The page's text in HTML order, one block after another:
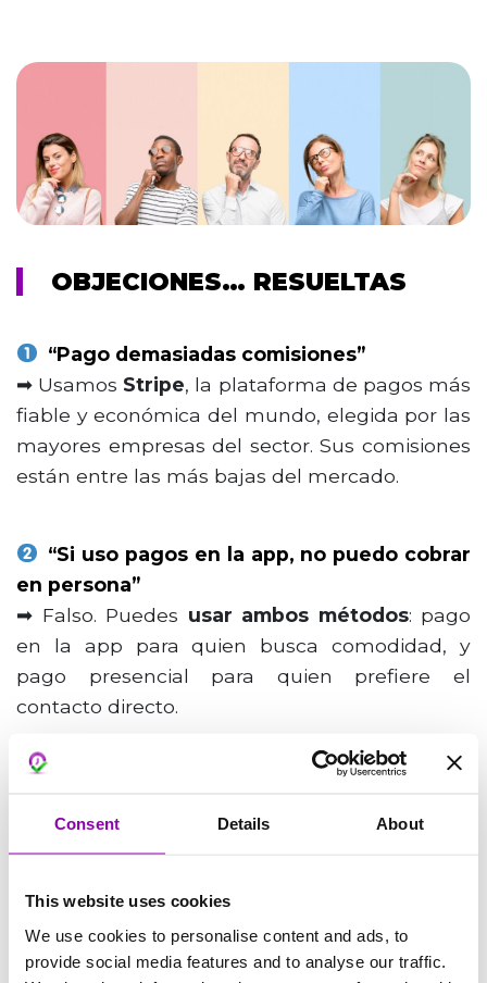
Consent Details About
This website uses cookies
We use cookies to personalise content and ads, to
provide social media features and to analyse our traffic.
OBJECIONES… RESUELTAS
“Pago demasiadas comisiones”
➡ Usamos Stripe, la plataforma de pagos más
fiable y económica del mundo, elegida por las
mayores empresas del sector. Sus comisiones
están entre las más bajas del mercado.
“Si uso pagos en la app, no puedo cobrar
en persona”
➡ Falso. Puedes usar ambos métodos: pago
en la app para quien busca comodidad, y
pago presencial para quien prefiere el
contacto directo.
“Pierdo la relación humana con el
cliente”
no se dedicará a cobros y colas, sino a
conversaciones, consejos y atención personal.
Menos burocracia, más relación auténtica